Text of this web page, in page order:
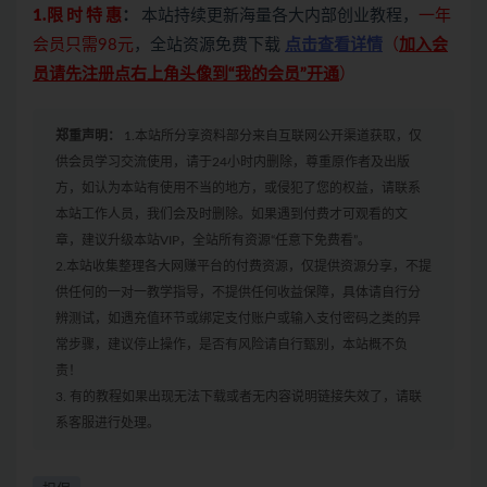
1.限 时 特 惠 ： 本站持续更新海量各大内部创业教程， 一年
会员只需98元 ，全站资源免费下载 点击查看详情 （ 加入会
员请先注册点右上角头像到“我的会员”开通 ）
郑重声明：
1.本站所分享资料部分来自互联网公开渠道获取，仅
供会员学习交流使用，请于24小时内删除，尊重原作者及出版
方，如认为本站有使用不当的地方，或侵犯了您的权益，请联系
本站工作人员，我们会及时删除。如果遇到付费才可观看的文
章，建议升级本站VIP，全站所有资源“任意下免费看”。
2.本站收集整理各大网赚平台的付费资源，仅提供资源分享，不提
供任何的一对一教学指导，不提供任何收益保障，具体请自行分
辨测试，如遇充值环节或绑定支付账户或输入支付密码之类的异
常步骤，建议停止操作，是否有风险请自行甄别，本站概不负
责！
3. 有的教程如果出现无法下载或者无内容说明链接失效了，请联
系客服进行处理。